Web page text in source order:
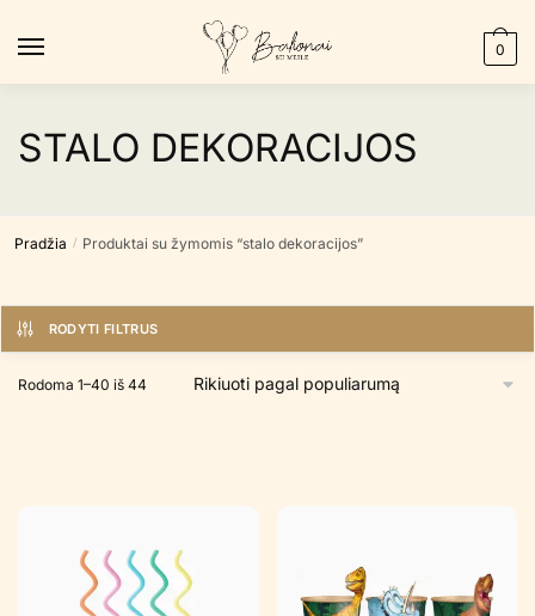
0
STALO DEKORACIJOS
Pradžia / Produktai su žymomis “stalo dekoracijos”
RODYTI FILTRUS
Rodoma 1–40 iš 44 Rūšiuojama